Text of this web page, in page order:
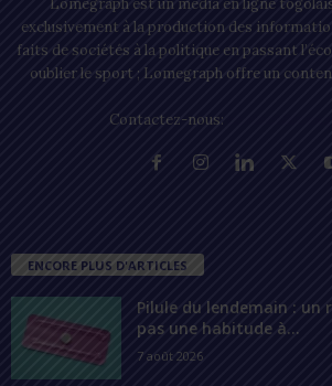
exclusivement à la production des
faits de sociétés à la politique en passant
oublier le sport ; Lomegraph offre un
Contactez-nous:
ENCORE PLUS D'ARTICLES
Pilule du lendemain : un
pas une habitude à...
7 août 2026